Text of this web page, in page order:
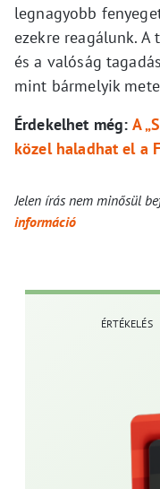
legnagyobb
ezekre reagálunk.
és a valóság
mint bármelyik
Érdekelhet még: A
közel haladhat el a
Jelen írás nem minősül
információ
ÉRTÉKELÉS